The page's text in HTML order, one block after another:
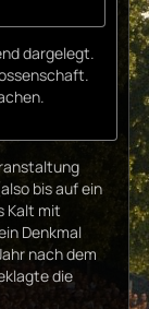
dargelegt.
bis auf ein
Kalt mit
Denkmal
nach dem
die